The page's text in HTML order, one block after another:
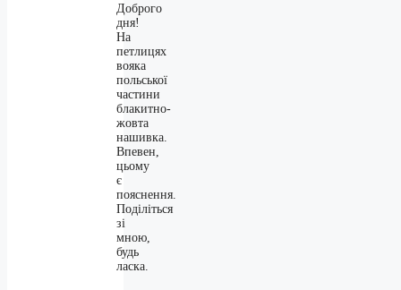
Доброго
дня!
На
петлицях
вояка
польської
частини
блакитно-
жовта
нашивка.
Впевен,
цьому
є
пояснення.
Поділіться
зі
мною,
будь
ласка.